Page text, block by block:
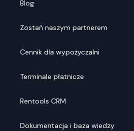
Blog
Zostań naszym partnerem
Cennik dla wypożyczalni
Terminale płatnicze
Rentools CRM
Dokumentacja i baza wiedzy